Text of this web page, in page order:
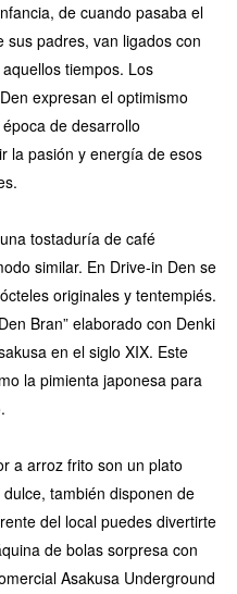
de cuando pasaba el
sus padres, van ligados con
tiempos. Los
expresan el optimismo
de desarrollo
la pasión y energía de esos
tostaduría de café
similar. En Drive-in Den se
originales y tentempiés.
Bran” elaborado con Denki
en el siglo XIX. Este
la pimienta japonesa para
a arroz frito son un plato
también disponen de
del local puedes divertirte
de bolas sorpresa con
Asakusa Underground